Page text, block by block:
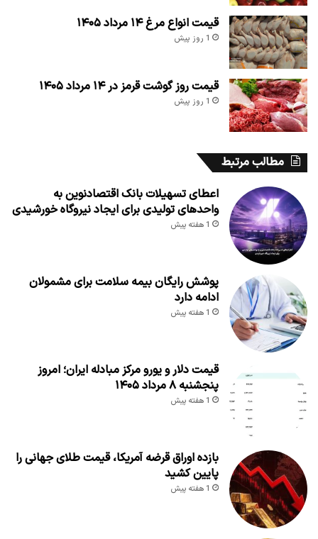
قیمت انواع مرغ ۱۴ مرداد ۱۴۰۵
1 روز پیش
قیمت روز گوشت قرمز در ۱۴ مرداد ۱۴۰۵
1 روز پیش
مطالب مرتبط
اعطای تسهیلات بانک اقتصادنوین به
واحدهای تولیدی برای ایجاد نیروگاه خورشیدی
1 هفته پیش
پوشش رایگان بیمه سلامت برای مشمولان
ادامه دارد
1 هفته پیش
قیمت دلار و یورو مرکز مبادله ایران؛ امروز
پنجشنبه ۸ مرداد ۱۴۰۵
1 هفته پیش
بازده اوراق قرضه آمریکا، قیمت طلای جهانی را
پایین کشید
1 هفته پیش